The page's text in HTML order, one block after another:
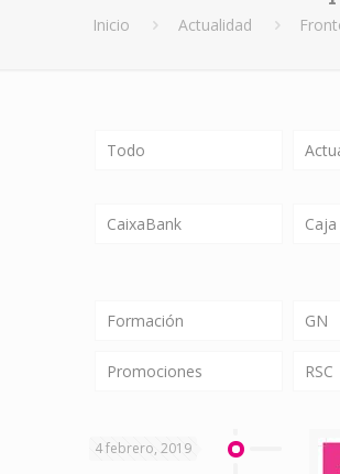
Inicio Actualidad
Todo
CaixaBank
Formación GN
Promociones RSC
4 febrero, 2019